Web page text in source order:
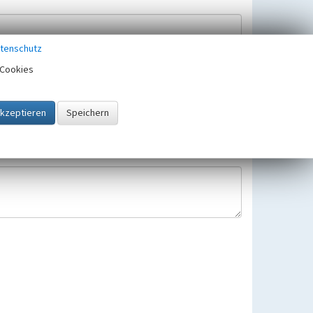
gespeichert und verwendet.
gültigen Europäischen